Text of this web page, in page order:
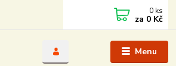
Menu
0 ks
za 0 Kč